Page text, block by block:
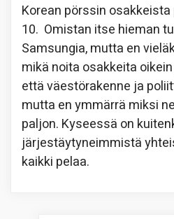
Korean pörssin
10. Omistan itse hieman
Samsungia, mutta en
mikä noita osakkeita
että väestörakenne ja
mutta en ymmärrä miksi
paljon. Kyseessä on
järjestäytyneimmistä
kaikki pelaa.